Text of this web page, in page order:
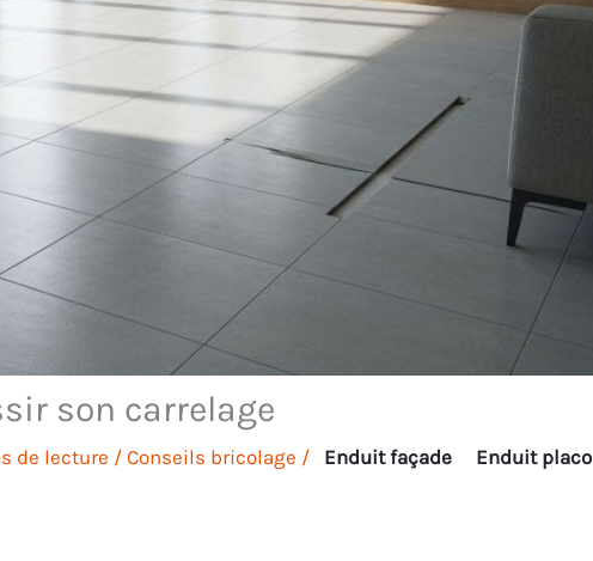
son carrelage
de lecture / Conseils bricolage / Enduit façade
Enduit placo